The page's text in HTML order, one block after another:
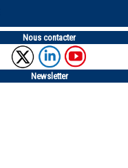
Nous contacter
Newsletter